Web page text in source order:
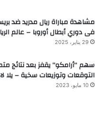
مشاهدة مباراة ريال مدريد ضد
فى دوري أبطال أوروبا – عالم
29 يناير، 2025
سهم “أرامكو” يقفز بعد نتائج
التوقعات وتوزيعات سخية – يلا
10 مايو، 2023